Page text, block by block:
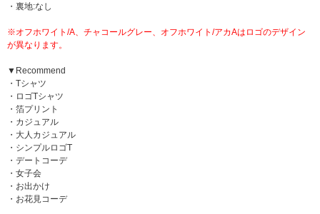
・裏地:なし
※オフホワイト/A、チャコールグレー、オフホワイト/アカAはロゴのデザイン
が異なります。
▼Recommend
・Tシャツ
・ロゴTシャツ
・箔プリント
・カジュアル
・大人カジュアル
・シンプルロゴT
・デートコーデ
・女子会
・お出かけ
・お花見コーデ